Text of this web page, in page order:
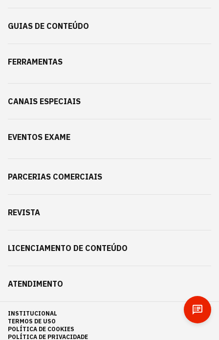
GUIAS DE CONTEÚDO
FERRAMENTAS
CANAIS ESPECIAIS
EVENTOS EXAME
PARCERIAS COMERCIAIS
REVISTA
LICENCIAMENTO DE CONTEÚDO
ATENDIMENTO
INSTITUCIONAL
TERMOS DE USO
POLÍTICA DE COOKIES
POLÍTICA DE PRIVACIDADE